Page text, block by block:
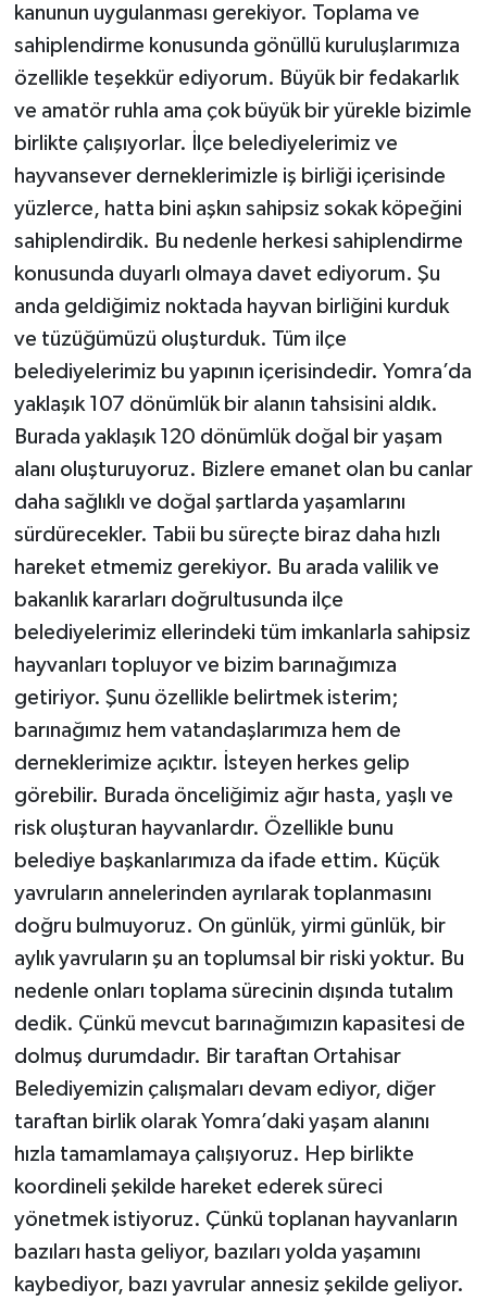
kanunun uygulanması gerekiyor. Toplama ve
sahiplendirme konusunda gönüllü kuruluşlarımıza
özellikle teşekkür ediyorum. Büyük bir fedakarlık
ve amatör ruhla ama çok büyük bir yürekle bizimle
birlikte çalışıyorlar. İlçe belediyelerimiz ve
hayvansever derneklerimizle iş birliği içerisinde
yüzlerce, hatta bini aşkın sahipsiz sokak köpeğini
sahiplendirdik. Bu nedenle herkesi sahiplendirme
konusunda duyarlı olmaya davet ediyorum. Şu
anda geldiğimiz noktada hayvan birliğini kurduk
ve tüzüğümüzü oluşturduk. Tüm ilçe
belediyelerimiz bu yapının içerisindedir. Yomra’da
yaklaşık 107 dönümlük bir alanın tahsisini aldık.
Burada yaklaşık 120 dönümlük doğal bir yaşam
alanı oluşturuyoruz. Bizlere emanet olan bu canlar
daha sağlıklı ve doğal şartlarda yaşamlarını
sürdürecekler. Tabii bu süreçte biraz daha hızlı
hareket etmemiz gerekiyor. Bu arada valilik ve
bakanlık kararları doğrultusunda ilçe
belediyelerimiz ellerindeki tüm imkanlarla sahipsiz
hayvanları topluyor ve bizim barınağımıza
getiriyor. Şunu özellikle belirtmek isterim;
barınağımız hem vatandaşlarımıza hem de
derneklerimize açıktır. İsteyen herkes gelip
görebilir. Burada önceliğimiz ağır hasta, yaşlı ve
risk oluşturan hayvanlardır. Özellikle bunu
belediye başkanlarımıza da ifade ettim. Küçük
yavruların annelerinden ayrılarak toplanmasını
doğru bulmuyoruz. On günlük, yirmi günlük, bir
aylık yavruların şu an toplumsal bir riski yoktur. Bu
nedenle onları toplama sürecinin dışında tutalım
dedik. Çünkü mevcut barınağımızın kapasitesi de
dolmuş durumdadır. Bir taraftan Ortahisar
Belediyemizin çalışmaları devam ediyor, diğer
taraftan birlik olarak Yomra’daki yaşam alanını
hızla tamamlamaya çalışıyoruz. Hep birlikte
koordineli şekilde hareket ederek süreci
yönetmek istiyoruz. Çünkü toplanan hayvanların
bazıları hasta geliyor, bazıları yolda yaşamını
kaybediyor, bazı yavrular annesiz şekilde geliyor.